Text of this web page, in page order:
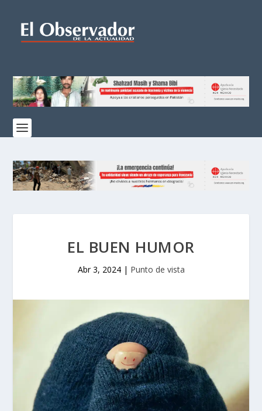
EL BUEN HUMOR
Abr 3, 2024| Punto de vista